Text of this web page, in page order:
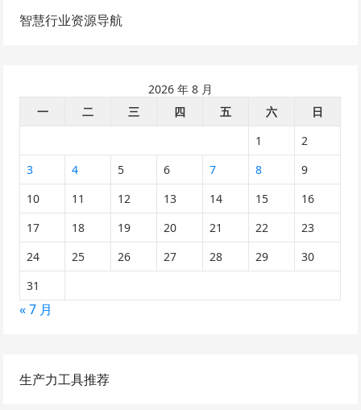
智慧行业资源导航
2026 年 8 月
一
二 三 四 五 六
日
1
2
3
4 5 6 7 8
9
10
11 12 13 14 15
16
17
18 19 20 21 22
23
24
25 26 27 28 29
30
31
« 7 月
生产力工具推荐